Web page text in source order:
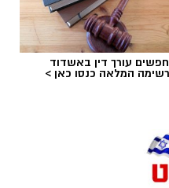
אקואושן
את הטבע
עורך דין באשדוד
המלאה כנסו כאן >